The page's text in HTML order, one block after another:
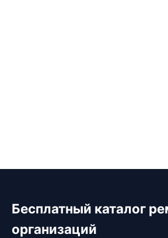
Бесплатный каталог
организаций